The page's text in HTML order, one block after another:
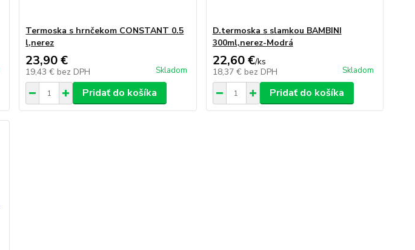
Termoska s hrnčekom CONSTANT 0.5
l,nerez
23,90 €
19,43 € bez DPH Skladom
Pridať do košíka
D.termoska s slamkou BAMBINI
300ml,nerez-Modrá
22,60 €/ks
18,37 € bez DPH Skladom
Pridať do košíka